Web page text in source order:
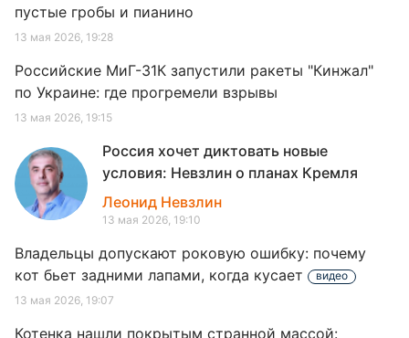
пустые гробы и пианино
13 мая 2026, 19:28
Российские МиГ-31К запустили ракеты "Кинжал"
по Украине: где прогремели взрывы
13 мая 2026, 19:15
Россия хочет диктовать новые
условия: Невзлин о планах Кремля
Леонид Невзлин
13 мая 2026, 19:10
Владельцы допускают роковую ошибку: почему
кот бьет задними лапами, когда кусает
видео
13 мая 2026, 19:07
Котенка нашли покрытым странной массой: